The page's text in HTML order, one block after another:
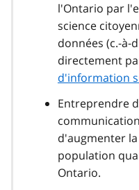
l'Ontario par
science
données (c.-à-
directement
d'information
Entreprendre
d'augmenter
population
Ontario.